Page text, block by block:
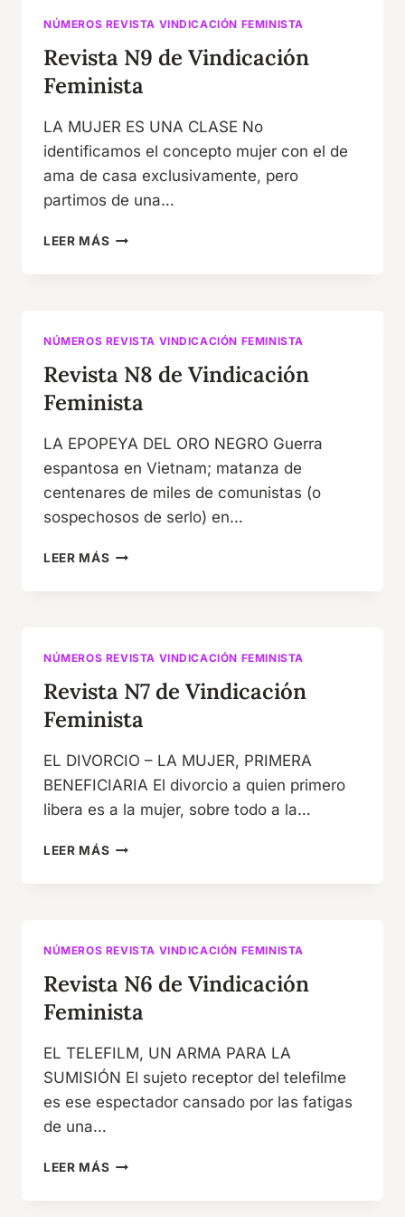
NÚMEROS REVISTA VINDICACIÓN FEMINISTA
Revista N9 de Vindicación
Feminista
LA MUJER ES UNA CLASE No
identificamos el concepto mujer con el de
ama de casa exclusivamente, pero
partimos de una…
LEER MÁSREVISTA
NÚMEROS REVISTA VINDICACIÓN FEMINISTA
Revista N8 de Vindicación
Feminista
LA EPOPEYA DEL ORO NEGRO Guerra
espantosa en Vietnam; matanza de
centenares de miles de comunistas (o
sospechosos de serlo) en…
LEER MÁSREVISTA
NÚMEROS REVISTA VINDICACIÓN FEMINISTA
Revista N7 de Vindicación
Feminista
EL DIVORCIO – LA MUJER, PRIMERA
BENEFICIARIA El divorcio a quien primero
libera es a la mujer, sobre todo a la…
LEER MÁSREVISTA
NÚMEROS REVISTA VINDICACIÓN FEMINISTA
Revista N6 de Vindicación
Feminista
EL TELEFILM, UN ARMA PARA LA
SUMISIÓN El sujeto receptor del telefilme
es ese espectador cansado por las fatigas
de una…
LEER MÁSREVISTA